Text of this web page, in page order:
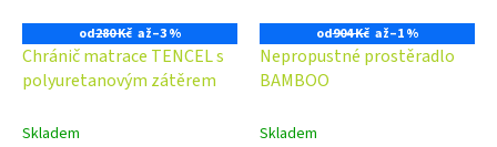
od280 Kč až–3 %
Chránič matrace TENCEL s
polyuretanovým zátěrem
Skladem
od904 Kč až–1 %
Nepropustné prostěradlo
BAMBOO
Skladem